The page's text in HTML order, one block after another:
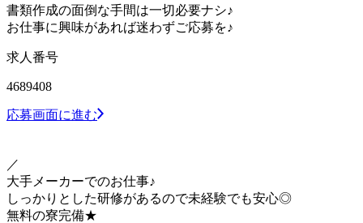
書類作成の面倒な手間は一切必要ナシ♪
お仕事に興味があれば迷わずご応募を♪
求人番号
4689408
応募画面に進む
／
大手メーカーでのお仕事♪
しっかりとした研修があるので未経験でも安心◎
無料の寮完備★